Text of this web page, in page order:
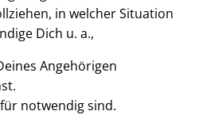
in welcher Situation
Dich u. a.,
Angehörigen
notwendig sind.